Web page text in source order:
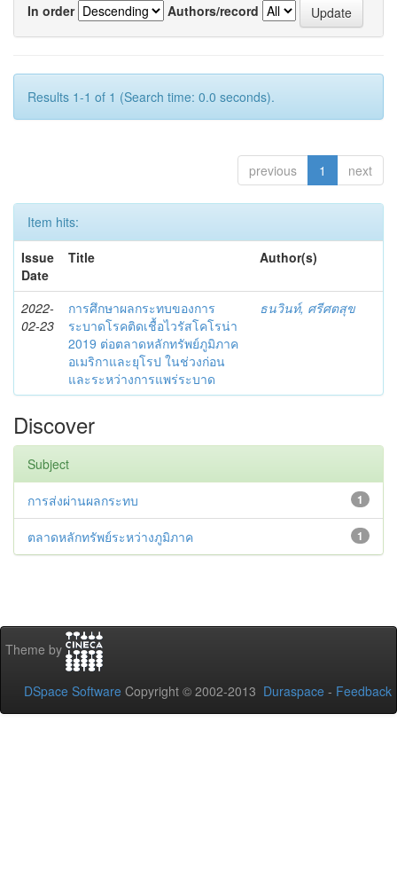
In order
Authors/record
Results 1-1 of 1 (Search time: 0.0 seconds).
previous 1 next
Item hits:
Issue
Date
Title Author(s)
2022-
02-23
การศึกษาผลกระทบของการ
ระบาดโรคติดเชื้อไวรัสโคโรน่า
2019 ต่อตลาดหลักทรัพย์ภูมิภาค
อเมริกาและยุโรป ในช่วงก่อน
และระหว่างการแพร่ระบาด
ธนวินท์, ศรีศตสุข
Discover
Subject
1
การส่งผ่านผลกระทบ
1
ตลาดหลักทรัพย์ระหว่างภูมิภาค
Theme by
DSpace Software Copyright © 2002-2013 Duraspace - Feedback